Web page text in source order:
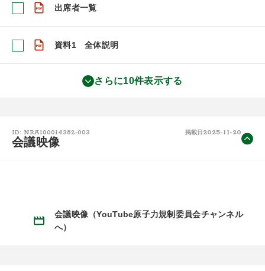
出席者一覧
資料1 全体説明
さらに10件表示する
ID: NRA100014382-003 掲載日 2025-11-20
会議映像
会議映像（YouTube原子力規制委員会チャンネル
へ）